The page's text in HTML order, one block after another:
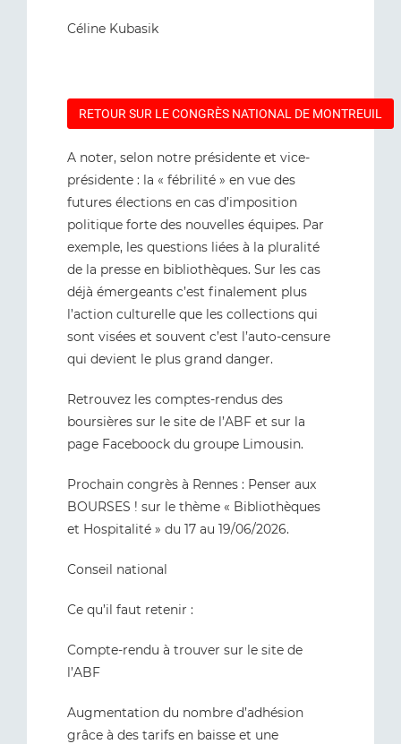
Céline Kubasik
RETOUR SUR LE CONGRÈS NATIONAL DE MONTREUIL
A noter, selon notre présidente et vice-
présidente : la « fébrilité » en vue des
futures élections en cas d’imposition
politique forte des nouvelles équipes. Par
exemple, les questions liées à la pluralité
de la presse en bibliothèques. Sur les cas
déjà émergeants c’est finalement plus
l’action culturelle que les collections qui
sont visées et souvent c’est l’auto-censure
qui devient le plus grand danger.
Retrouvez les comptes-rendus des
boursières sur le site de l’ABF et sur la
page Faceboock du groupe Limousin.
Prochain congrès à Rennes : Penser aux
BOURSES ! sur le thème « Bibliothèques
et Hospitalité » du 17 au 19/06/2026.
Conseil national
Ce qu’il faut retenir :
Compte-rendu à trouver sur le site de
l’ABF
Augmentation du nombre d’adhésion
grâce à des tarifs en baisse et une